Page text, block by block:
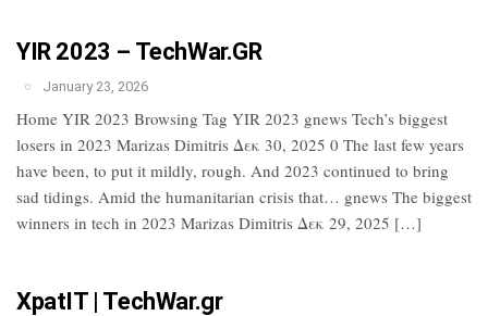
YIR 2023 – TechWar.GR
January 23, 2026
Home YIR 2023 Browsing Tag YIR 2023 gnews Tech’s biggest
losers in 2023 Marizas Dimitris Δεκ 30, 2025 0 The last few years
have been, to put it mildly, rough. And 2023 continued to bring
sad tidings. Amid the humanitarian crisis that… gnews The biggest
winners in tech in 2023 Marizas Dimitris Δεκ 29, 2025 […]
XpatIT | TechWar.gr